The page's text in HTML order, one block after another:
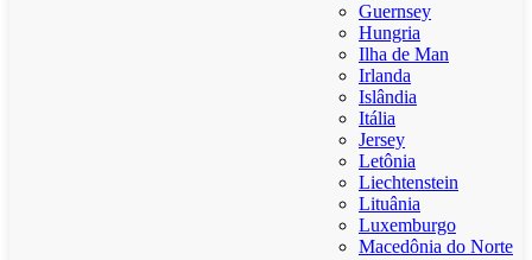
Guernsey
Hungria
Ilha de Man
Irlanda
Islândia
Itália
Jersey
Letônia
Liechtenstein
Lituânia
Luxemburgo
Macedônia do Norte